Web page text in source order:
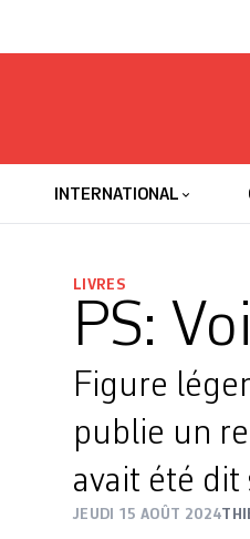
INTERNATIONAL
LIVRES
PS:
Figure
publie un
avait été dit
JEUDI 15 AOÛT 2024